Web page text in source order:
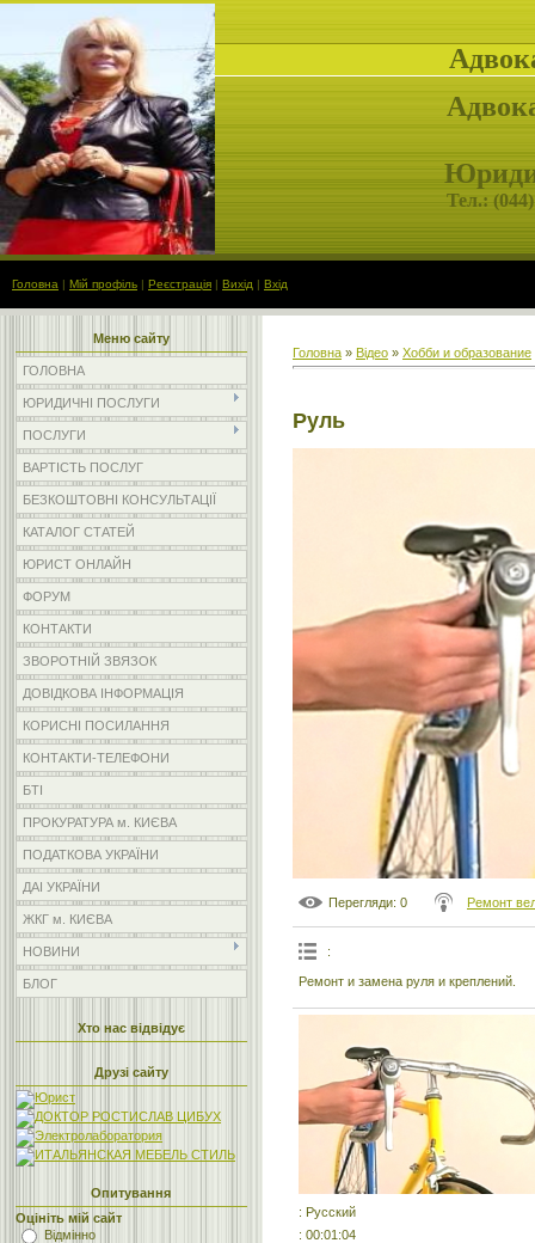
Тел.: (
Головна | Мій профіль | Реєстрація | Вихід | Вхід
Меню сайту
ГОЛОВНА
ЮРИДИЧНІ ПОСЛУГИ
ПОСЛУГИ
ВАРТІСТЬ ПОСЛУГ
БЕЗКОШТОВНІ КОНСУЛЬТАЦІЇ
КАТАЛОГ СТАТЕЙ
ЮРИСТ ОНЛАЙН
ФОРУМ
КОНТАКТИ
ЗВОРОТНІЙ ЗВЯЗОК
ДОВІДКОВА ІНФОРМАЦІЯ
КОРИСНІ ПОСИЛАННЯ
КОНТАКТИ-ТЕЛЕФОНИ
БТІ
ПРОКУРАТУРА м. КИЄВА
ПОДАТКОВА УКРАЇНИ
ДАІ УКРАЇНИ
ЖКГ м. КИЄВА
НОВИНИ
БЛОГ
Хто нас відвідує
Друзі сайту
Опитування
Оцініть мій сайт
Відмінно
Головна » Відео » Хобби и образование
Руль
Перегляди: 0 Ремонт
:
Ремонт и замена руля и креплений.
: Русский
: 00:01:04